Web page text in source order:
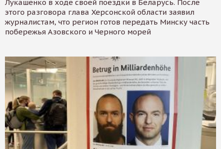
Лукашенко в ходе своей поездки в Беларусь. После
этого разговора глава Херсонской области заявил
журналистам, что регион готов передать Минску часть
побережья Азовского и Черного морей